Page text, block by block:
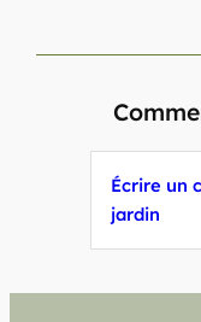
Écrire un
jardin